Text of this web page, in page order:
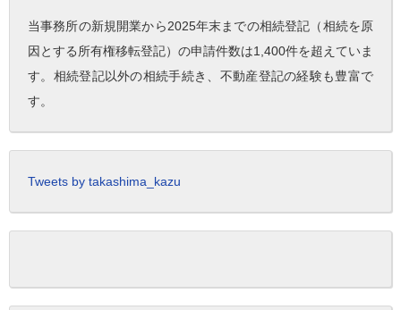
当事務所の新規開業から2025年末までの相続登記（相続を原
因とする所有権移転登記）の申請件数は1,400件を超えていま
す。相続登記以外の相続手続き、不動産登記の経験も豊富で
す。
Tweets by takashima_kazu